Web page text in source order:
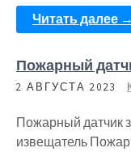
Читать далее →
Пожарный
2 АВГУСТА 2023
Пожарный датчик
извещатель